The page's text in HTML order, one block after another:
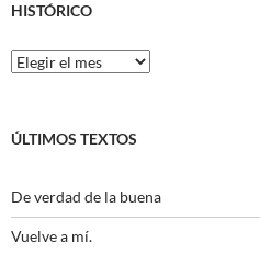
HISTÓRICO
Histórico
ÚLTIMOS TEXTOS
De verdad de la buena
Vuelve a mí.